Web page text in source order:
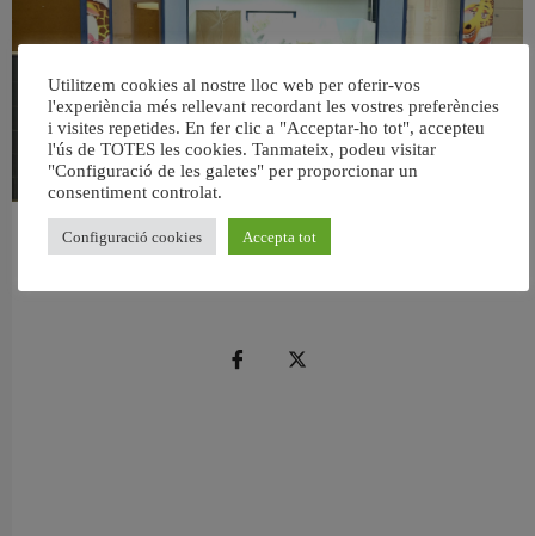
València reforma l’Escola Infantil Pardalets i instal·larà aire condicionat a totes
les aules
Utilitzem cookies al nostre lloc web per oferir-vos
l'experiència més rellevant recordant les vostres preferències
i visites repetides. En fer clic a "Acceptar-ho tot", accepteu
l'ús de TOTES les cookies. Tanmateix, podeu visitar
"Configuració de les galetes" per proporcionar un
consentiment controlat.
Configuració cookies Accepta tot